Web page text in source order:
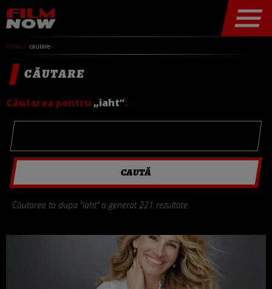
home cautare
CĂUTARE
Căutarea pentru „iaht”:
Căutarea ta dupa “iaht” a generat 221 rezultate.